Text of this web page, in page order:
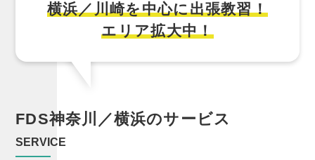
横浜／川崎を中心に出張教習！
エリア拡大中！
FDS神奈川／横浜のサービス
SERVICE